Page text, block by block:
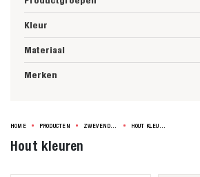
Kleur
Materiaal
Merken
HOME PRODUCTEN
Hout kleuren